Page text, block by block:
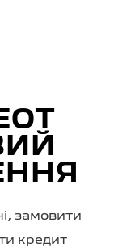
замовити
кредит